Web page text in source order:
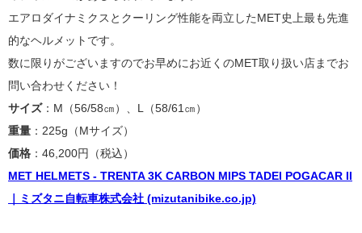
エアロダイナミクスとクーリング性能を両立したMET史上最も先進
的なヘルメットです。
数に限りがございますのでお早めにお近くのMET取り扱い店までお
問い合わせください！
サイズ：M（56/58㎝）、L（58/61㎝）
重量 ：225g（Mサイズ）
価格 ：46,200円（税込）
MET HELMETS - TRENTA 3K CARBON MIPS TADEI POGACAR II
｜ミズタニ自転車株式会社 (mizutanibike.co.jp)